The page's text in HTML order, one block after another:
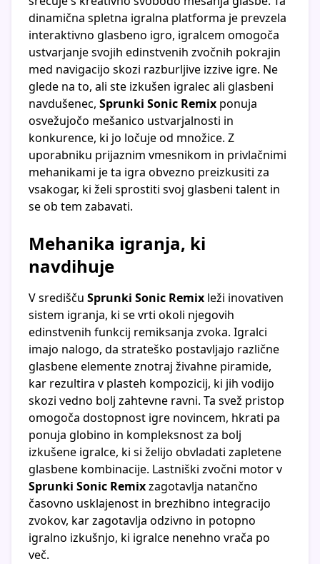
dinamična spletna igralna platforma je prevzela
interaktivno glasbeno igro, igralcem omogoča
ustvarjanje svojih edinstvenih zvočnih pokrajin
med navigacijo skozi razburljive izzive igre. Ne
glede na to, ali ste izkušen igralec ali glasbeni
navdušenec, Sprunki Sonic Remix ponuja
osvežujočo mešanico ustvarjalnosti in
konkurence, ki jo ločuje od množice. Z
uporabniku prijaznim vmesnikom in privlačnimi
mehanikami je ta igra obvezno preizkusiti za
vsakogar, ki želi sprostiti svoj glasbeni talent in
se ob tem zabavati.
Mehanika igranja, ki
navdihuje
V središču Sprunki Sonic Remix leži inovativen
sistem igranja, ki se vrti okoli njegovih
edinstvenih funkcij remiksanja zvoka. Igralci
imajo nalogo, da strateško postavljajo različne
glasbene elemente znotraj živahne piramide,
kar rezultira v plasteh kompozicij, ki jih vodijo
skozi vedno bolj zahtevne ravni. Ta svež pristop
omogoča dostopnost igre novincem, hkrati pa
ponuja globino in kompleksnost za bolj
izkušene igralce, ki si želijo obvladati zapletene
glasbene kombinacije. Lastniški zvočni motor v
Sprunki Sonic Remixzagotavlja natančno
časovno usklajenost in brezhibno integracijo
zvokov, kar zagotavlja odzivno in potopno
igralno izkušnjo, ki igralce nenehno vrača po
več.